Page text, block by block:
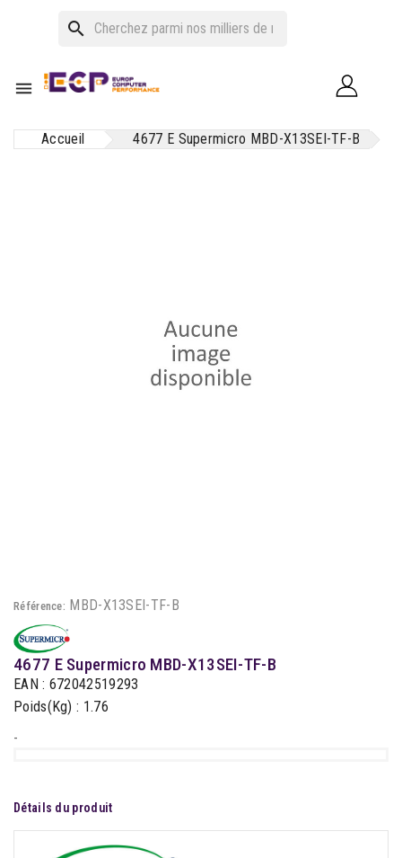
search

Accueil 4677 E Supermicro MBD-X13SEI-TF-B
Référence: MBD-X13SEI-TF-B
4677 E Supermicro MBD-X13SEI-TF-B
EAN : 672042519293
Poids(Kg) : 1.76
-
Détails du produit